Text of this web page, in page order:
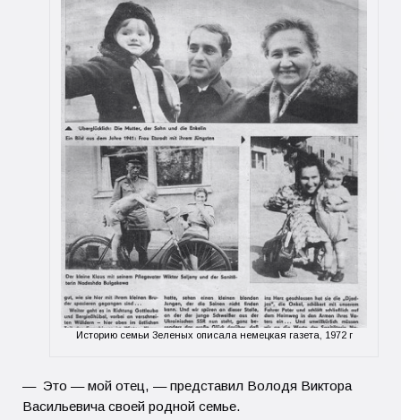
Историю семьи Зеленых описала немецкая газета, 1972 г
— Это — мой отец, — представил Володя Виктора
Васильевича своей родной семье.